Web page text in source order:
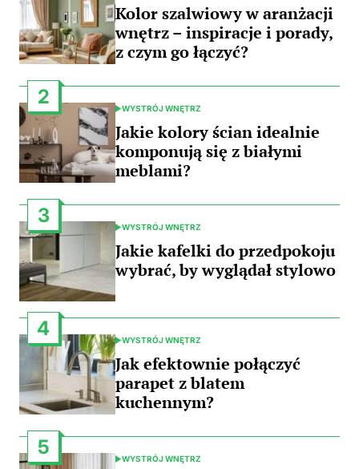
IN
Kolor szalwiowy w aranżacji
wnętrz – inspiracje i porady,
z czym go łączyć?
2
POSTED
IN
WYSTRÓJ WNĘTRZ
Jakie kolory ścian idealnie
komponują się z białymi
meblami?
3
POSTED
IN
WYSTRÓJ WNĘTRZ
Jakie kafelki do przedpokoju
wybrać, by wyglądał stylowo
4
POSTED
IN
WYSTRÓJ WNĘTRZ
Jak efektownie połączyć
parapet z blatem
kuchennym?
5
POSTED
WYSTRÓJ WNĘTRZ